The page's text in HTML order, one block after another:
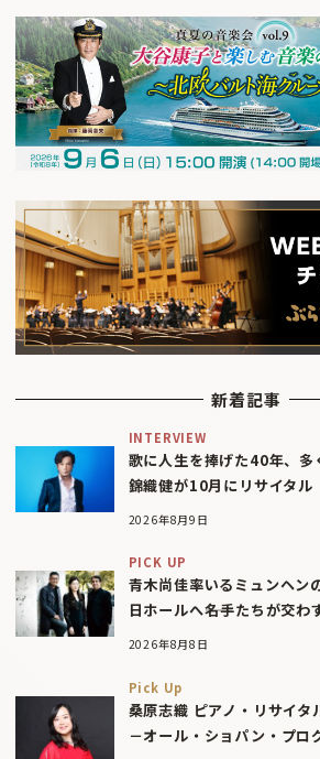
新着記事
INTERVIEW
歌に人生を捧げた40年、多
錦織健が10月にリサイタル
2026年8月9日
PICK UP
青木尚佳率いるミュンヘン
日ホールへ――名手たちが交
2026年8月8日
Pick Up
桑原志織 ピアノ・リサイタ
－オール・ショパン・プロ